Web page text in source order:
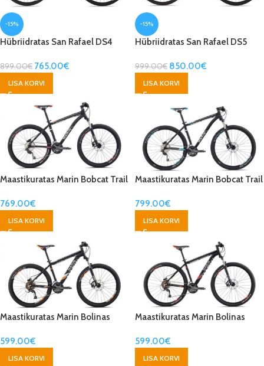
-15%
Hübriidratas San Rafael DS4
899.00€ 765.00€
LISA KORVI
-15%
Hübriidratas San Rafael DS5
999.00€ 850.00€
LISA KORVI
Maastikuratas Marin Bobcat Trail
769.00€
LISA KORVI
Maastikuratas Marin Bobcat Trail
799.00€
LISA KORVI
Maastikuratas Marin Bolinas
599.00€
LISA KORVI
Maastikuratas Marin Bolinas
599.00€
LISA KORVI